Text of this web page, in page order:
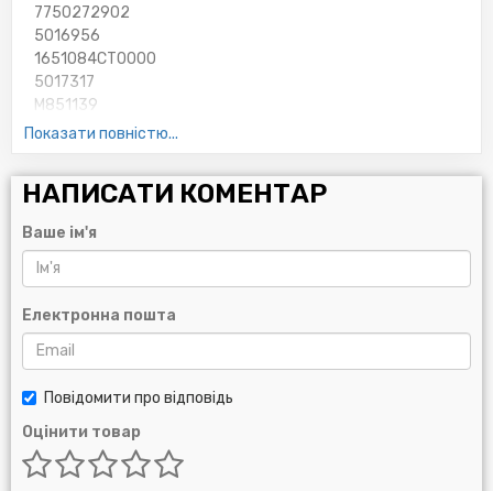
7750272902
5016956
1651084CT0000
5017317
M851139
2178
MLS000802
5016715
2092
7700737991
1651084CTO
1520800QAB
2165
8671014020
7700749326
9110718
AFL59
09110718
Показати повністю...
НАПИСАТИ КОМЕНТАР
Ваше ім'я
Електронна пошта
Повідомити про відповідь
Оцінити товар